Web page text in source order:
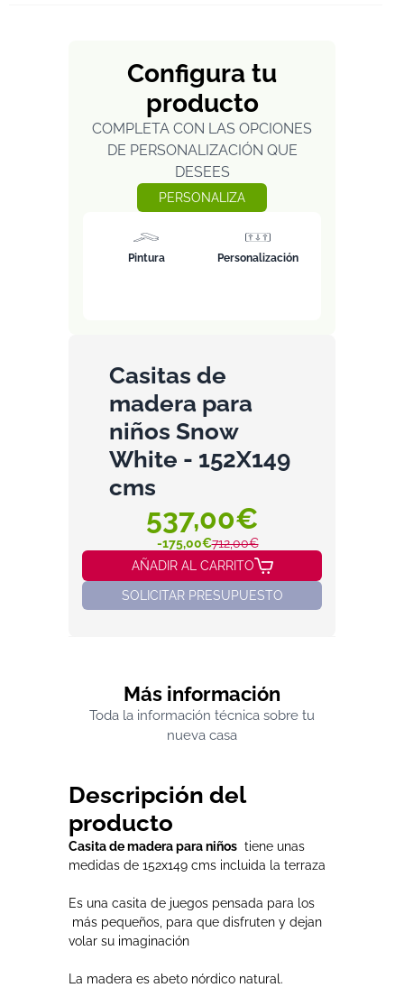
Configura tu
producto
COMPLETA CON LAS OPCIONES
DE PERSONALIZACIÓN QUE
DESEES
PERSONALIZA
Pintura Personalización
Casitas de
madera para
niños Snow
White - 152X149
cms
537,00€
-175,00€712,00€
AÑADIR AL CARRITO
SOLICITAR PRESUPUESTO
Más información
Toda la información técnica sobre tu
nueva casa
Descripción del
producto
Casita de madera para niños tiene unas
medidas de 152x149 cms incluida la terraza
Es una casita de juegos pensada para los
más pequeños, para que disfruten y dejan
volar su imaginación
La madera es abeto nórdico natural.